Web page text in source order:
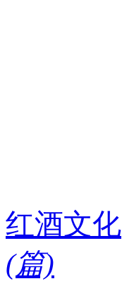
红酒文化
(篇)